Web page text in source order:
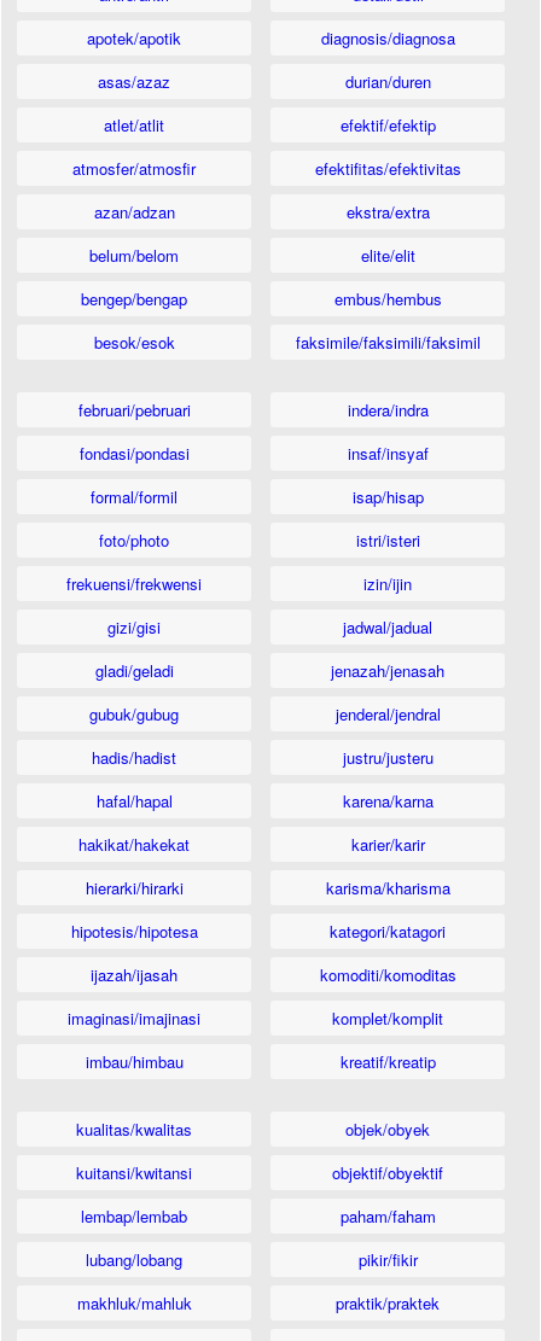
apotek/apotik
asas/azaz
atlet/atlit
atmosfer/atmosfir
azan/adzan
belum/belom
bengep/bengap
besok/esok
diagnosis/diagnosa
durian/duren
efektif/efektip
efektifitas/efektivitas
ekstra/extra
elite/elit
embus/hembus
faksimile/faksimili/faksimil
februari/pebruari
fondasi/pondasi
formal/formil
foto/photo
frekuensi/frekwensi
gizi/gisi
gladi/geladi
gubuk/gubug
hadis/hadist
hafal/hapal
hakikat/hakekat
hierarki/hirarki
hipotesis/hipotesa
ijazah/ijasah
imaginasi/imajinasi
imbau/himbau
indera/indra
insaf/insyaf
isap/hisap
istri/isteri
izin/ijin
jadwal/jadual
jenazah/jenasah
jenderal/jendral
justru/justeru
karena/karna
karier/karir
karisma/kharisma
kategori/katagori
komoditi/komoditas
komplet/komplit
kreatif/kreatip
kualitas/kwalitas
kuitansi/kwitansi
lembap/lembab
lubang/lobang
makhluk/mahluk
objek/obyek
objektif/obyektif
paham/faham
pikir/fikir
praktik/praktek